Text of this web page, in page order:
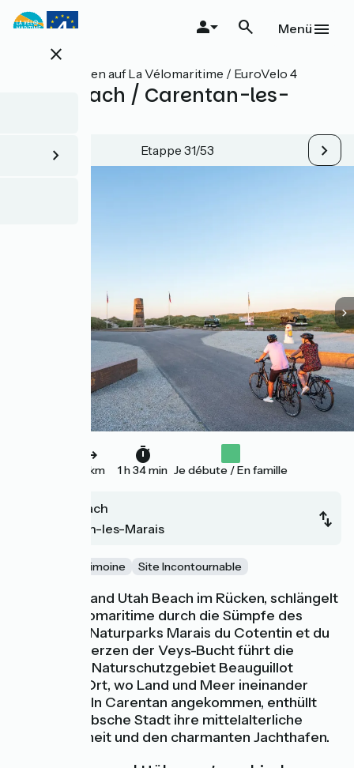
Direkt
zum
close
Menü
Alle Etappen auf La Vélomaritime / EuroVelo 4
Utah Beach / Carentan-les-
Etappe 31/53
24 km 1 h 34 min Je débute / En famille
Utah Beach
Carentan-les-Marais
Patrimoine Site Incontournable
Mit dem Strand Utah Beach im Rücken, schlängelt
sich die Vélomaritime durch die Sümpfe des
Regionalen Naturparks Marais du Cotentin et du
Bessin. Im Herzen der Veys-Bucht führt die
Strecke am Naturschutzgebiet Beauguillot
vorbei, ein Ort, wo Land und Meer ineinander
übergehen. In Carentan angekommen, enthüllt
Ihnen die hübsche Stadt ihre mittelalterliche
Vergangenheit und den charmanten Jachthafen.